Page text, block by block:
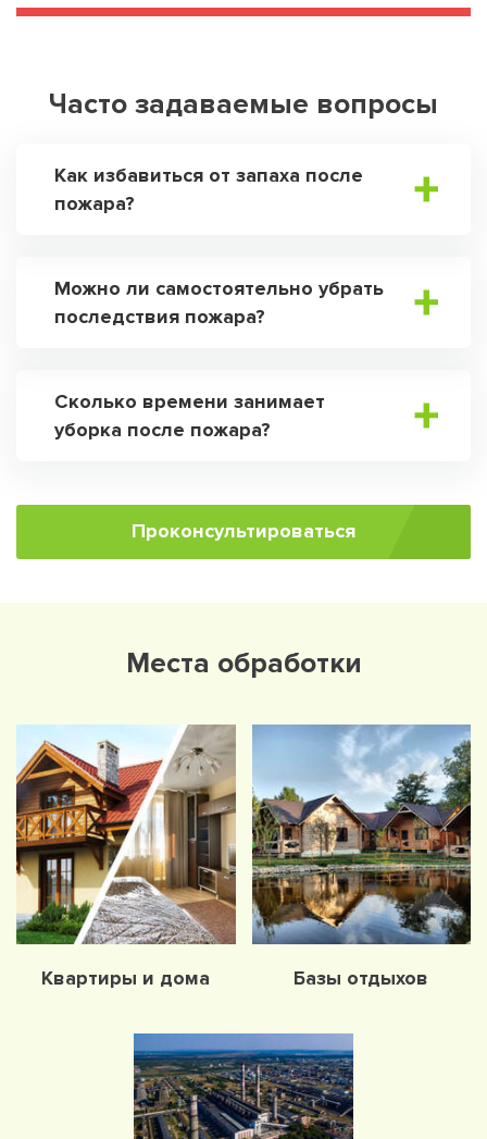
Часто задаваемые вопросы
Как избавиться от запаха после
пожара?
Можно ли самостоятельно убрать
последствия пожара?
Сколько времени занимает
уборка после пожара?
Проконсультироваться
Места обработки
Квартиры и дома Базы отдыхов